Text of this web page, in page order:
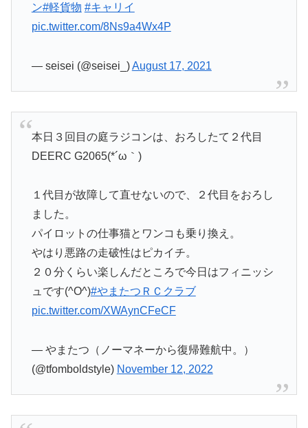
ン#軽貨物 #キャリイ
pic.twitter.com/8Ns9a4Wx4P
— seisei (@seisei_)August 17, 2021
本日３回目の庭ラジコンは、おろしたて２代目
DEERC G2065(*´ω｀)
１代目が故障して直せないので、２代目をおろし
ました。
パイロットの仕事猫とワンコも乗り換え。
やはり悪路の走破性はピカイチ。
２０分くらい楽しんだところで今日はフィニッシ
ュです(^O^)#やまたつＲＣクラブ
pic.twitter.com/XWAynCFeCF
— やまたつ（ノーマネーから復帰難航中。）
(@tfomboldstyle) November 12, 2022